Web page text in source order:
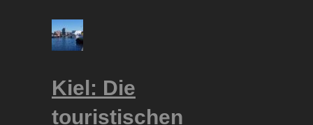
Kiel: Die
touristischen